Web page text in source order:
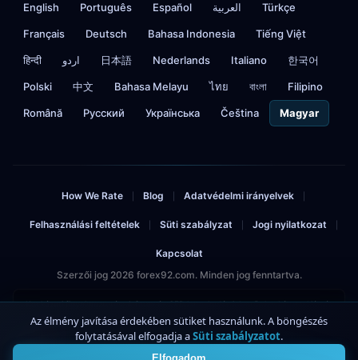
English Português Español العربية Türkçe
Français Deutsch Bahasa Indonesia Tiếng Việt
हिन्दी اردو 日本語 Nederlands Italiano 한국어
Polski 中文 Bahasa Melayu ไทย বাংলা Filipino
Română Русский Українська Čeština Magyar
How We Rate Blog Adatvédelmi irányelvek
Felhasználási feltételek Süti szabályzat Jogi nyilatkozat
Kapcsolat
Szerzői jog 2026 forex92.com. Minden jog fenntartva.
Kockázati figyelmeztetés: A forex és CFD kereskedés jelentős kockázattal jár, és
befektetett tőkéje elvesztéséhez vezethet. Ne fektessen be többet, mint
amennyit megengedhet magának, hogy elveszítsen. Ez az oldal
partnerhivatkozásokat tartalmaz.
Az élmény javítása érdekében sütiket használunk. A böngészés
folytatásával elfogadja aSüti szabályzatot.